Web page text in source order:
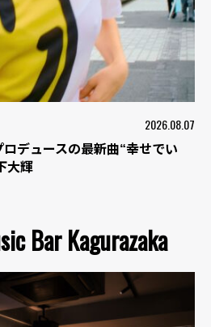
2026.08.07
デュースの最新曲“幸せでい
大輝
Bar Kagurazaka